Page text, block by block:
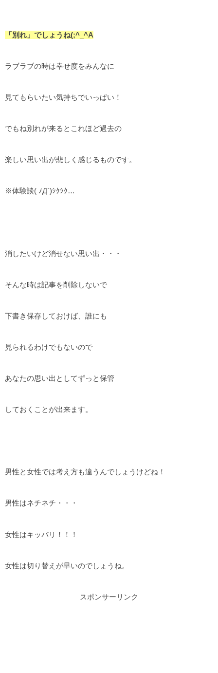
「別れ」でしょうね(;^_^A
ラブラブの時は幸せ度をみんなに
見てもらいたい気持ちでいっぱい！
でもね別れが来るとこれほど過去の
楽しい思い出が悲しく感じるものです。
※体験談( ﾉД`)ｼｸｼｸ…
消したいけど消せない思い出・・・
そんな時は記事を削除しないで
下書き保存しておけば、誰にも
見られるわけでもないので
あなたの思い出としてずっと保管
しておくことが出来ます。
男性と女性では考え方も違うんでしょうけどね！
男性はネチネチ・・・
女性はキッパリ！！！
女性は切り替えが早いのでしょうね。
スポンサーリンク